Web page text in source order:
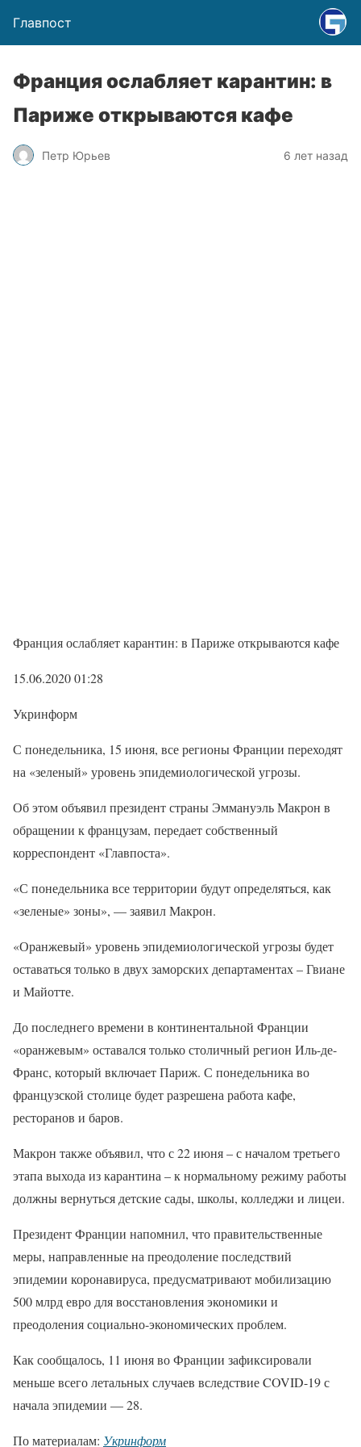
Главпост
Франция ослабляет карантин: в
Париже открываются кафе
Петр Юрьев 6 лет назад
Франция ослабляет карантин: в Париже открываются кафе
15.06.2020 01:28
Укринформ
С понедельника, 15 июня, все регионы Франции переходят
на «зеленый» уровень эпидемиологической угрозы.
Об этом объявил президент страны Эммануэль Макрон в
обращении к французам, передает собственный
корреспондент «Главпоста».
«С понедельника все территории будут определяться, как
«зеленые» зоны», — заявил Макрон.
«Оранжевый» уровень эпидемиологической угрозы будет
оставаться только в двух заморских департаментах – Гвиане
и Майотте.
До последнего времени в континентальной Франции
«оранжевым» оставался только столичный регион Иль-де-
Франс, который включает Париж. С понедельника во
французской столице будет разрешена работа кафе,
ресторанов и баров.
Макрон также объявил, что с 22 июня – с началом третьего
этапа выхода из карантина – к нормальному режиму работы
должны вернуться детские сады, школы, колледжи и лицеи.
Президент Франции напомнил, что правительственные
меры, направленные на преодоление последствий
эпидемии коронавируса, предусматривают мобилизацию
500 млрд евро для восстановления экономики и
преодоления социально-экономических проблем.
Как сообщалось, 11 июня во Франции зафиксировали
меньше всего летальных случаев вследствие COVID-19 с
начала эпидемии — 28.
По материалам: Укринформ